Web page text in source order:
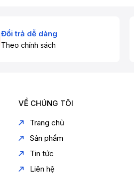
Đổi trả dễ dàng
Theo chính sách
VỀ CHÚNG TÔI
Trang chủ
Sản phẩm
Tin tức
Liên hệ